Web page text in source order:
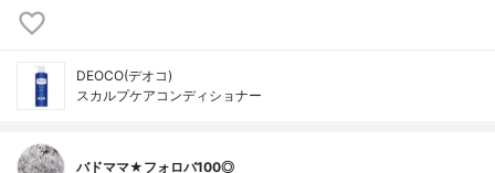
DEOCO(デオコ)
スカルプケアコンディショナー
バドママ★フォロバ100◎